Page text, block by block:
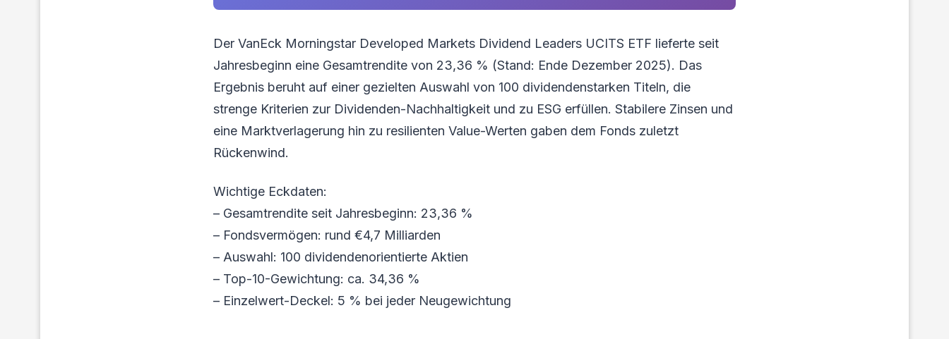
Der VanEck Morningstar Developed Markets Dividend Leaders UCITS ETF lieferte seit
Jahresbeginn eine Gesamtrendite von 23,36 % (Stand: Ende Dezember 2025). Das
Ergebnis beruht auf einer gezielten Auswahl von 100 dividendenstarken Titeln, die
strenge Kriterien zur Dividenden-Nachhaltigkeit und zu ESG erfüllen. Stabilere Zinsen und
eine Marktverlagerung hin zu resilienten Value-Werten gaben dem Fonds zuletzt
Rückenwind.
Wichtige Eckdaten:
– Gesamtrendite seit Jahresbeginn: 23,36 %
– Fondsvermögen: rund €4,7 Milliarden
– Auswahl: 100 dividendenorientierte Aktien
– Top-10-Gewichtung: ca. 34,36 %
– Einzelwert-Deckel: 5 % bei jeder Neugewichtung